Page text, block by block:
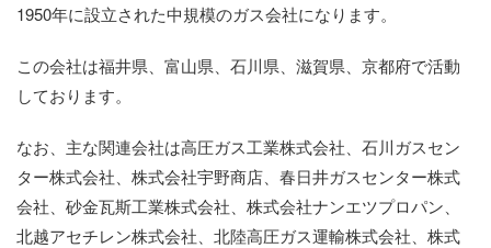
1950年に設立された中規模のガス会社になります。
この会社は福井県、富山県、石川県、滋賀県、京都府で活動
しております。
なお、主な関連会社は高圧ガス工業株式会社、石川ガスセン
ター株式会社、株式会社宇野商店、春日井ガスセンター株式
会社、砂金瓦斯工業株式会社、株式会社ナンエツプロパン、
北越アセチレン株式会社、北陸高圧ガス運輸株式会社、株式